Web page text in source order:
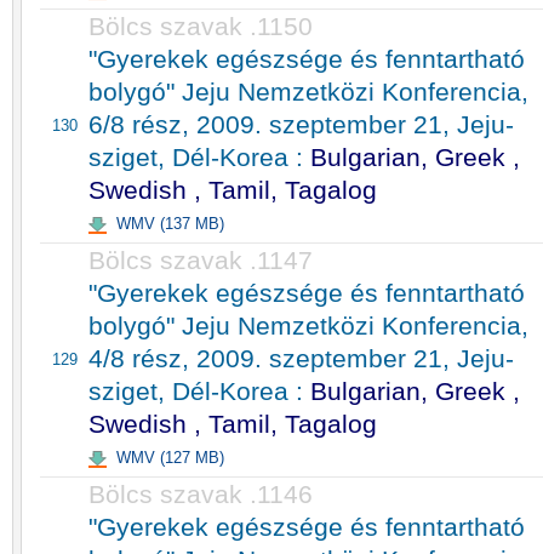
130
Bölcs szavak .1150
"Gyerekek egészsége és fenntartható
bolygó" Jeju Nemzetközi Konferencia,
6/8 rész, 2009. szeptember 21, Jeju-
sziget, Dél-Korea : Bulgarian, Greek ,
Swedish , Tamil, Tagalog
WMV (137 MB)
129
Bölcs szavak .1147
"Gyerekek egészsége és fenntartható
bolygó" Jeju Nemzetközi Konferencia,
4/8 rész, 2009. szeptember 21, Jeju-
sziget, Dél-Korea : Bulgarian, Greek ,
Swedish , Tamil, Tagalog
WMV (127 MB)
Bölcs szavak .1146
"Gyerekek egészsége és fenntartható